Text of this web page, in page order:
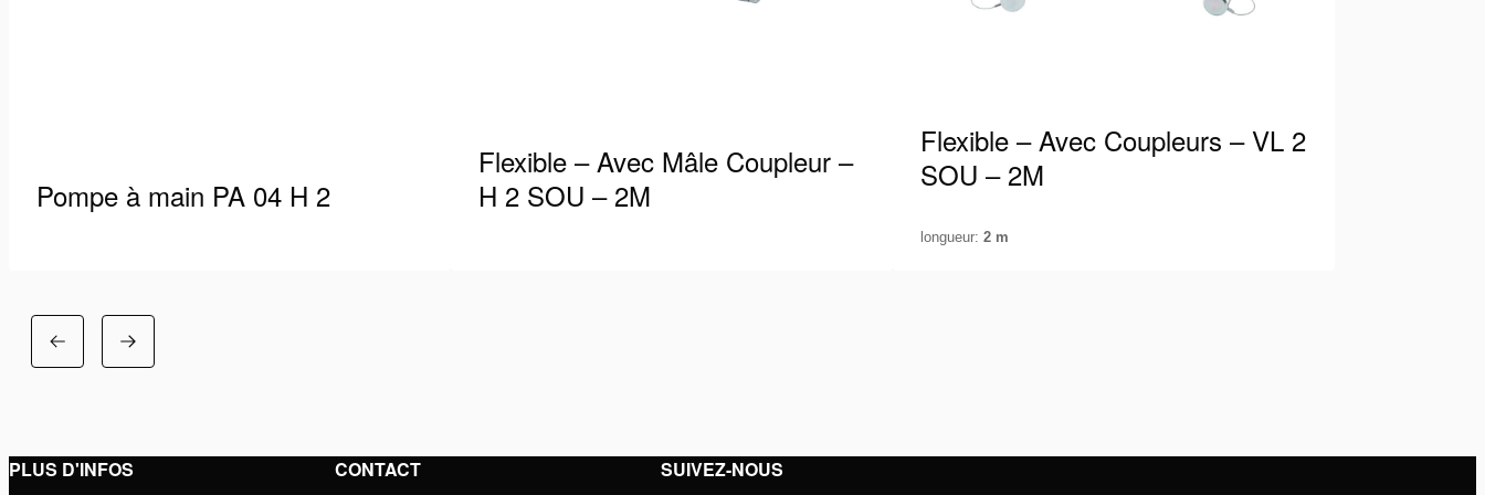
Pompe à main PA 04 H 2
ergonomique et efficace avec un…
Voir les détails
Flexible – Avec Mâle Coupleur –
H 2 SOU – 2M
Flexible – Avec Coupleurs – VL 2
SOU – 2M
longueur: 2 m
SUIVEZ-NOUS
PLUS D'INFOS CONTACT